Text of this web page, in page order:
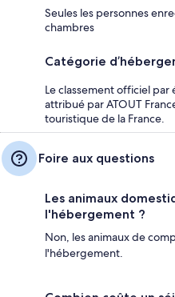
Seules les personnes
chambres
Catégorie
Le classement officiel
attribué par ATOUT
touristique de la France.
Foire aux questions
Les animaux
l'hébergement ?
Non, les animaux de
l'hébergement.